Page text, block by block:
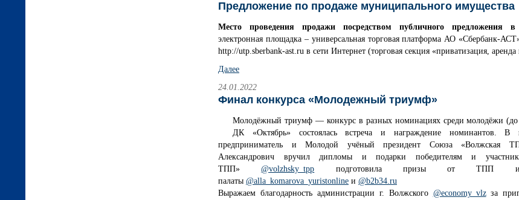
Предложение по продаже муниципального имущества
Место проведения продажи посредством публичного предложения
электронная площадка – универсальная торговая платформа АО «Сбербанк-
http://utp.sberbank-ast.ru в сети Интернет (торговая секция «приватизация,
Далее
24.01.2022
Финал конкурса «Молодежный триумф»
Молодёжный триумф — конкурс в разных номинациях среди молодёжи (до
ДК «Октябрь» состоялась встреча и награждение номинантов. В
предприниматель и Молодой учёный президент Союза «Волжская
Александрович вручил дипломы и подарки победителям и
ТПП»@volzhsky_tpp подготовила призы от ТПП и
палаты @alla_komarova_yuristonline и @b2b34.ru
Выражаем благодарность администрации г. Волжского @economy_vlzза